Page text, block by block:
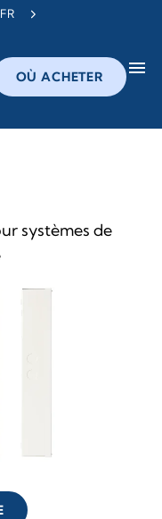
FR
OÙ ACHETER menu
systèmes de